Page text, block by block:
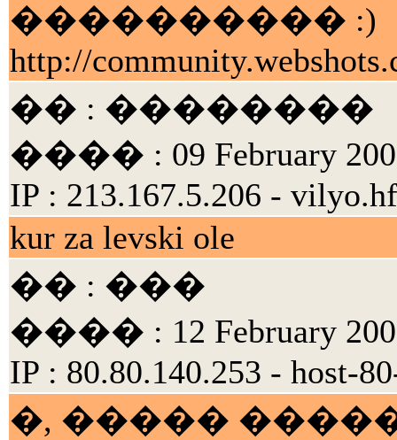
���������� :)
http://
�� : ��������
���� : 09 February
IP : 213.167.5.206 -
kur za levski ole
�� : ���
���� : 12 February
IP : 80.80.140.253 - host-
�, �����